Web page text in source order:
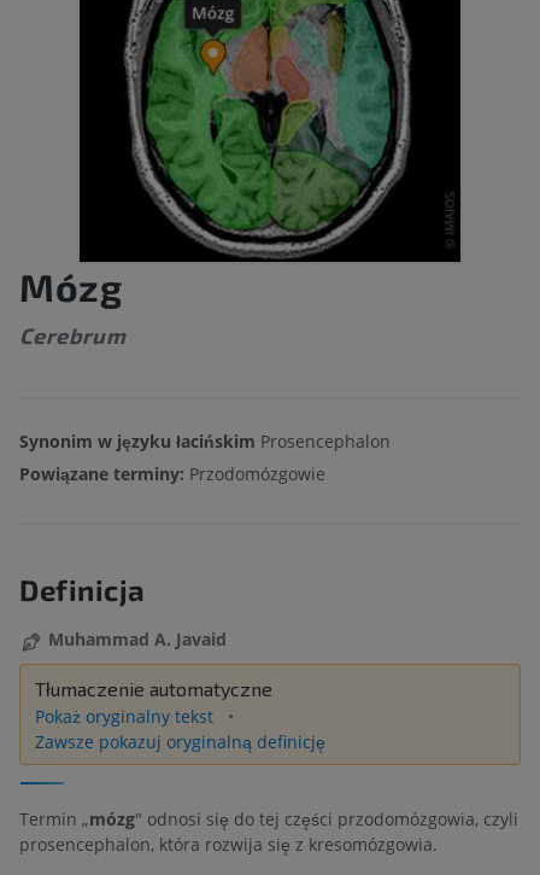
Mózg
Cerebrum
Synonim w języku łacińskim Prosencephalon
Powiązane terminy: Przodomózgowie
Definicja
Muhammad A. Javaid
Tłumaczenie automatyczne
Pokaż oryginalny tekst
Zawsze pokazuj oryginalną definicję
Termin „mózg" odnosi się do tej części przodomózgowia, czyli
prosencephalon, która rozwija się z kresomózgowia.